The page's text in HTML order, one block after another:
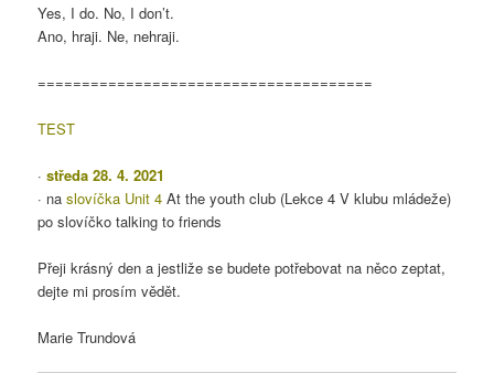
Yes, I do. No, I don’t.
Ano, hraji. Ne, nehraji.
======================================
TEST
·středa 28. 4. 2021
· naslovíčka Unit 4 At the youth club (Lekce 4 V klubu mládeže)
po slovíčko talking to friends
Přeji krásný den a jestliže se budete potřebovat na něco zeptat,
dejte mi prosím vědět.
Marie Trundová